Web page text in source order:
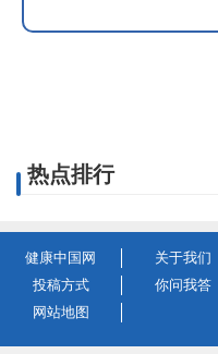
热点排行
健康中国网 关于我们
投稿方式
你问我答
网站地图